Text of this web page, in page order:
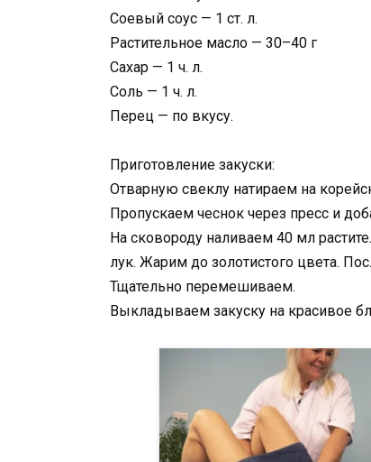
Соевый соус — 1 ст. л.
Растительное масло — 30–40 г
Сахар — 1 ч. л.
Соль — 1 ч. л.
Перец — по вкусу.
Приготовление закуски:
Отварную свеклу натираем на
Пропускаем чеснок через пресс и
На сковороду наливаем 40 мл
лук. Жарим до золотистого цвета.
Тщательно перемешиваем.
Выкладываем закуску на красивое